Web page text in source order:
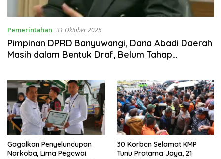
Pemerintahan 31 Oktober 2025
Pimpinan DPRD Banyuwangi, Dana Abadi Daerah
Masih dalam Bentuk Draf, Belum Tahap
Gagalkan Penyelundupan
Narkoba, Lima Pegawai
30 Korban Selamat KMP
Tunu Pratama Jaya, 21